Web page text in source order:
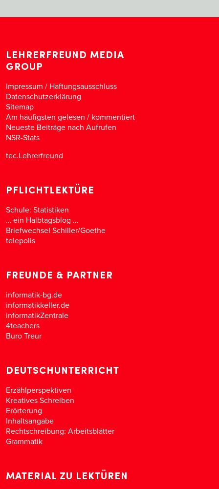
LEHRERFREUND MEDIA
GROUP
Impressum / Haftungsausschluss
Datenschutzerklärung
Sitemap
Am häufigsten gelesen / kommentiert
Neueste Beiträge nach Aufrufen
NSR-Stats
tec.Lehrerfreund
PFLICHTLEKTÜRE
Schule: Statistiken
… ein Halbtagsblog …
Briefwechsel Schiller/Goethe
telepolis
FREUNDE & PARTNER
informatik-bg.de
informatikkeller.de
informatikZentrale
4teachers
Buro Treur
DEUTSCHUNTERRICHT
Erzählperspektiven
Kreatives Schreiben
Erörterung
Inhaltsangabe
Rechtschreibung: Arbeitsblätter
Grammatik
MATERIAL ZU LEKTÜREN